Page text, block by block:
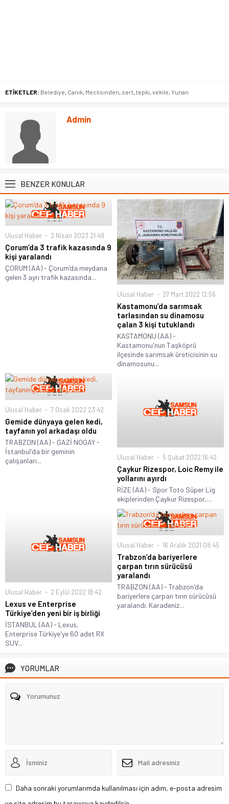
ETİKETLER: Belediye, Canik, Meclisinden, sert, tepki, vekile, Yunan
Admin
BENZER KONULAR
Ulusal Haber 2 Nisan 2023 21:49
Çorum’da 3 trafik kazasında 9
kişi yaralandı
ÇORUM (AA) - Çorum’da meydana
gelen 3 ayrı trafik kazasında...
Ulusal Haber 27 Mart 2022 12:56
Kastamonu’da sarımsak
tarlasından su dinamosu
çalan 3 kişi tutuklandı
KASTAMONU (AA) -
Kastamonu'nun Taşköprü
ilçesinde sarımsak üreticisinin su
dinamosunu...
Ulusal Haber 7 Ocak 2022 23:42
Gemide dünyaya gelen kedi,
tayfanın yol arkadaşı oldu
TRABZON (AA) - GAZİ NOGAY -
İstanbul'da bir geminin
çalışanları...
Ulusal Haber 5 Şubat 2022 16:42
Çaykur Rizespor, Loic Remy ile
yollarını ayırdı
RİZE (AA) - Spor Toto Süper Lig
ekiplerinden Çaykur Rizespor,...
Ulusal Haber 2 Eylül 2022 18:42
Lexus ve Enterprise
Türkiye’den yeni bir iş birliği
İSTANBUL (AA) - Lexus,
Enterprise Türkiye'ye 60 adet RX
SUV...
Ulusal Haber 16 Aralık 2021 08:45
Trabzon’da bariyerlere
çarpan tırın sürücüsü
yaralandı
TRABZON (AA) - Trabzon'da
bariyerlere çarpan tırın sürücüsü
yaralandı. Karadeniz...
YORUMLAR
Daha sonraki yorumlarımda kullanılması için adım, e-posta adresim